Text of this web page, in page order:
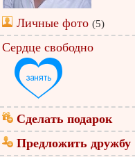
Личные фото (5)
Сердце свободно
Сделать подарок
Предложить дружбу